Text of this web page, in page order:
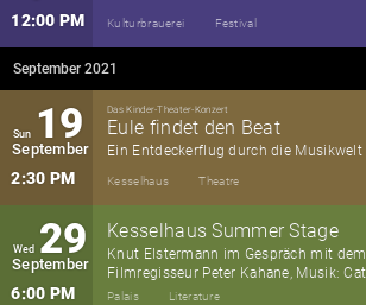
12:00 PM Kulturbrauerei Festival
September 2021
Sun 19
September
2:30 PM
Das Kinder-Theater-Konzert
Eule findet den Beat
Ein Entdeckerflug durch die Musikwelt
Kesselhaus Theatre
Wed 29
September
6:00 PM
Kesselhaus Summer Stage
Knut Elstermann im Gespräch mit dem
Filmregisseur Peter Kahane, Musik: Cathrin
Pfeifer
Palais Literature